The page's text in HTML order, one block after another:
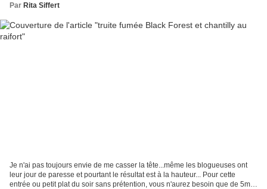
Par Rita Siffert
Je n'ai pas toujours envie de me casser la tête...même les blogueuses ont
leur jour de paresse et pourtant le résultat est à la hauteur... Pour cette
entrée ou petit plat du soir sans prétention, vous n'aurez besoin que de 5mn